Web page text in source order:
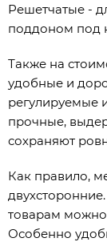
Решетчатые -
поддоном под
Также на
удобные и
регулируемые
прочные,
сохраняют
Как правило,
товарам
Особенно